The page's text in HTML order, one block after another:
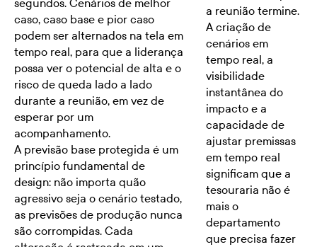
caso, caso base e pior caso
podem ser alternados na tela em
tempo real, para que a liderança
possa ver o potencial de alta e o
risco de queda lado a lado
durante a reunião, em vez de
esperar por um
acompanhamento.
A previsão base protegida é um
princípio fundamental de
design: não importa quão
agressivo seja o cenário testado,
as previsões de produção nunca
são corrompidas. Cada
a reunião termine.
A criação de
cenários em
tempo real, a
visibilidade
instantânea do
impacto e a
capacidade de
ajustar premissas
em tempo real
significam que a
tesouraria não é
mais o
departamento
que precisa fazer